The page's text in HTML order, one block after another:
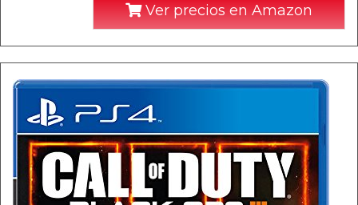
Ver precios en Amazon